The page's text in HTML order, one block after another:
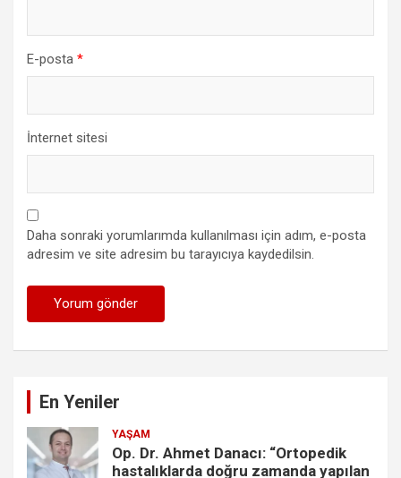
E-posta *
İnternet sitesi
Daha sonraki yorumlarımda kullanılması için adım, e-posta
adresim ve site adresim bu tarayıcıya kaydedilsin.
En Yeniler
YAŞAM
Op. Dr. Ahmet Danacı: “Ortopedik
hastalıklarda doğru zamanda yapılan